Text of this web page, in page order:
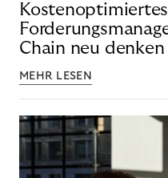
Kostenoptimiertes
Chain neu denken
MEHR LESEN